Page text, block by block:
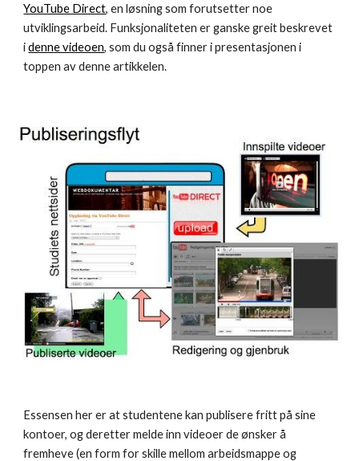
YouTube Direct, en løsning som forutsetter noe
utviklingsarbeid. Funksjonaliteten er ganske greit beskrevet
i denne videoen, som du også finner i presentasjonen i
toppen av denne artikkelen.
Essensen her er at studentene kan publisere fritt på sine
kontoer, og deretter melde inn videoer de ønsker å
fremheve (en form for skille mellom arbeidsmappe og